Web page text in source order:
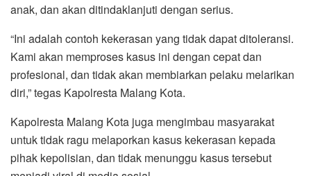
anak, dan akan ditindaklanjuti dengan serius.
“Ini adalah contoh kekerasan yang tidak dapat ditoleransi.
Kami akan memproses kasus ini dengan cepat dan
profesional, dan tidak akan membiarkan pelaku melarikan
diri,” tegas Kapolresta Malang Kota.
Kapolresta Malang Kota juga mengimbau masyarakat
untuk tidak ragu melaporkan kasus kekerasan kepada
pihak kepolisian, dan tidak menunggu kasus tersebut